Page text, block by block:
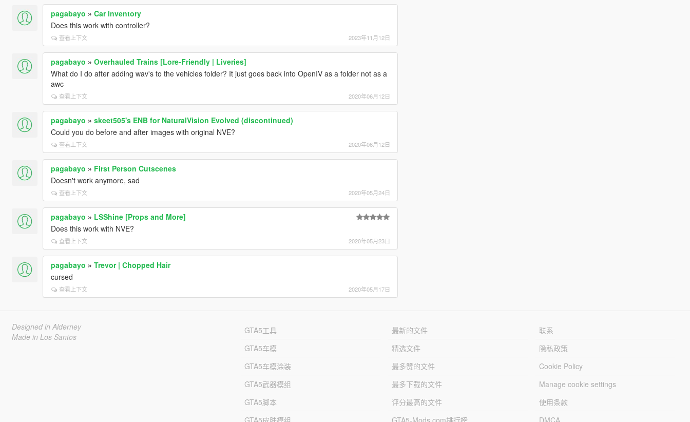
pagabayo » Car Inventory
Does this work with controller?
查看上下文 2023年11月12日
pagabayo » Overhauled Trains [Lore-Friendly | Liveries]
What do I do after adding wav's to the vehicles folder? It just goes back into OpenIV as a folder not as a
awc
查看上下文 2020年06月12日
pagabayo » skeet505's ENB for NaturalVision Evolved (discontinued)
Could you do before and after images with original NVE?
查看上下文 2020年06月12日
pagabayo » First Person Cutscenes
Doesn't work anymore, sad
查看上下文 2020年05月24日
pagabayo » LSShine [Props and More]
Does this work with NVE?
查看上下文 2020年05月23日
pagabayo » Trevor | Chopped Hair
cursed
查看上下文 2020年05月17日
Designed in Alderney
Made in Los Santos
GTA5工具
GTA5车模
GTA5车模涂装
GTA5武器模组
GTA5脚本
GTA5皮肤模组
最新的文件
精选文件
最多赞的文件
最多下载的文件
评分最高的文件
GTA5-Mods.com排行榜
联系
隐私政策
Cookie Policy
Manage cookie settings
使用条款
DMCA